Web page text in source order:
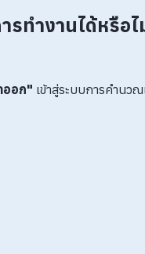
ทำงานได้หรือไ
ออก" เข้าสู่ระบบการคำนวณ